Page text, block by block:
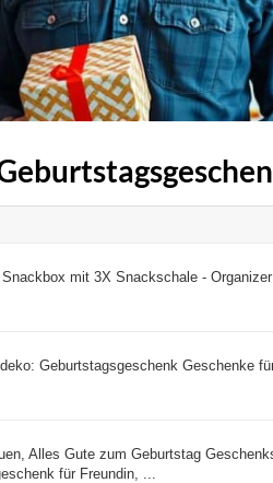
mit 3X Snackschale - Organizer
Geburtstagsgeschenk Geschenke
Alles Gute zum Geburtstag
für Freundin, ...